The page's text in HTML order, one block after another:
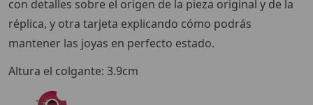
con detalles sobre el origen de la pieza original y de la
réplica, y otra tarjeta explicando cómo podrás
mantener las joyas en perfecto estado.
Altura el colgante: 3.9cm